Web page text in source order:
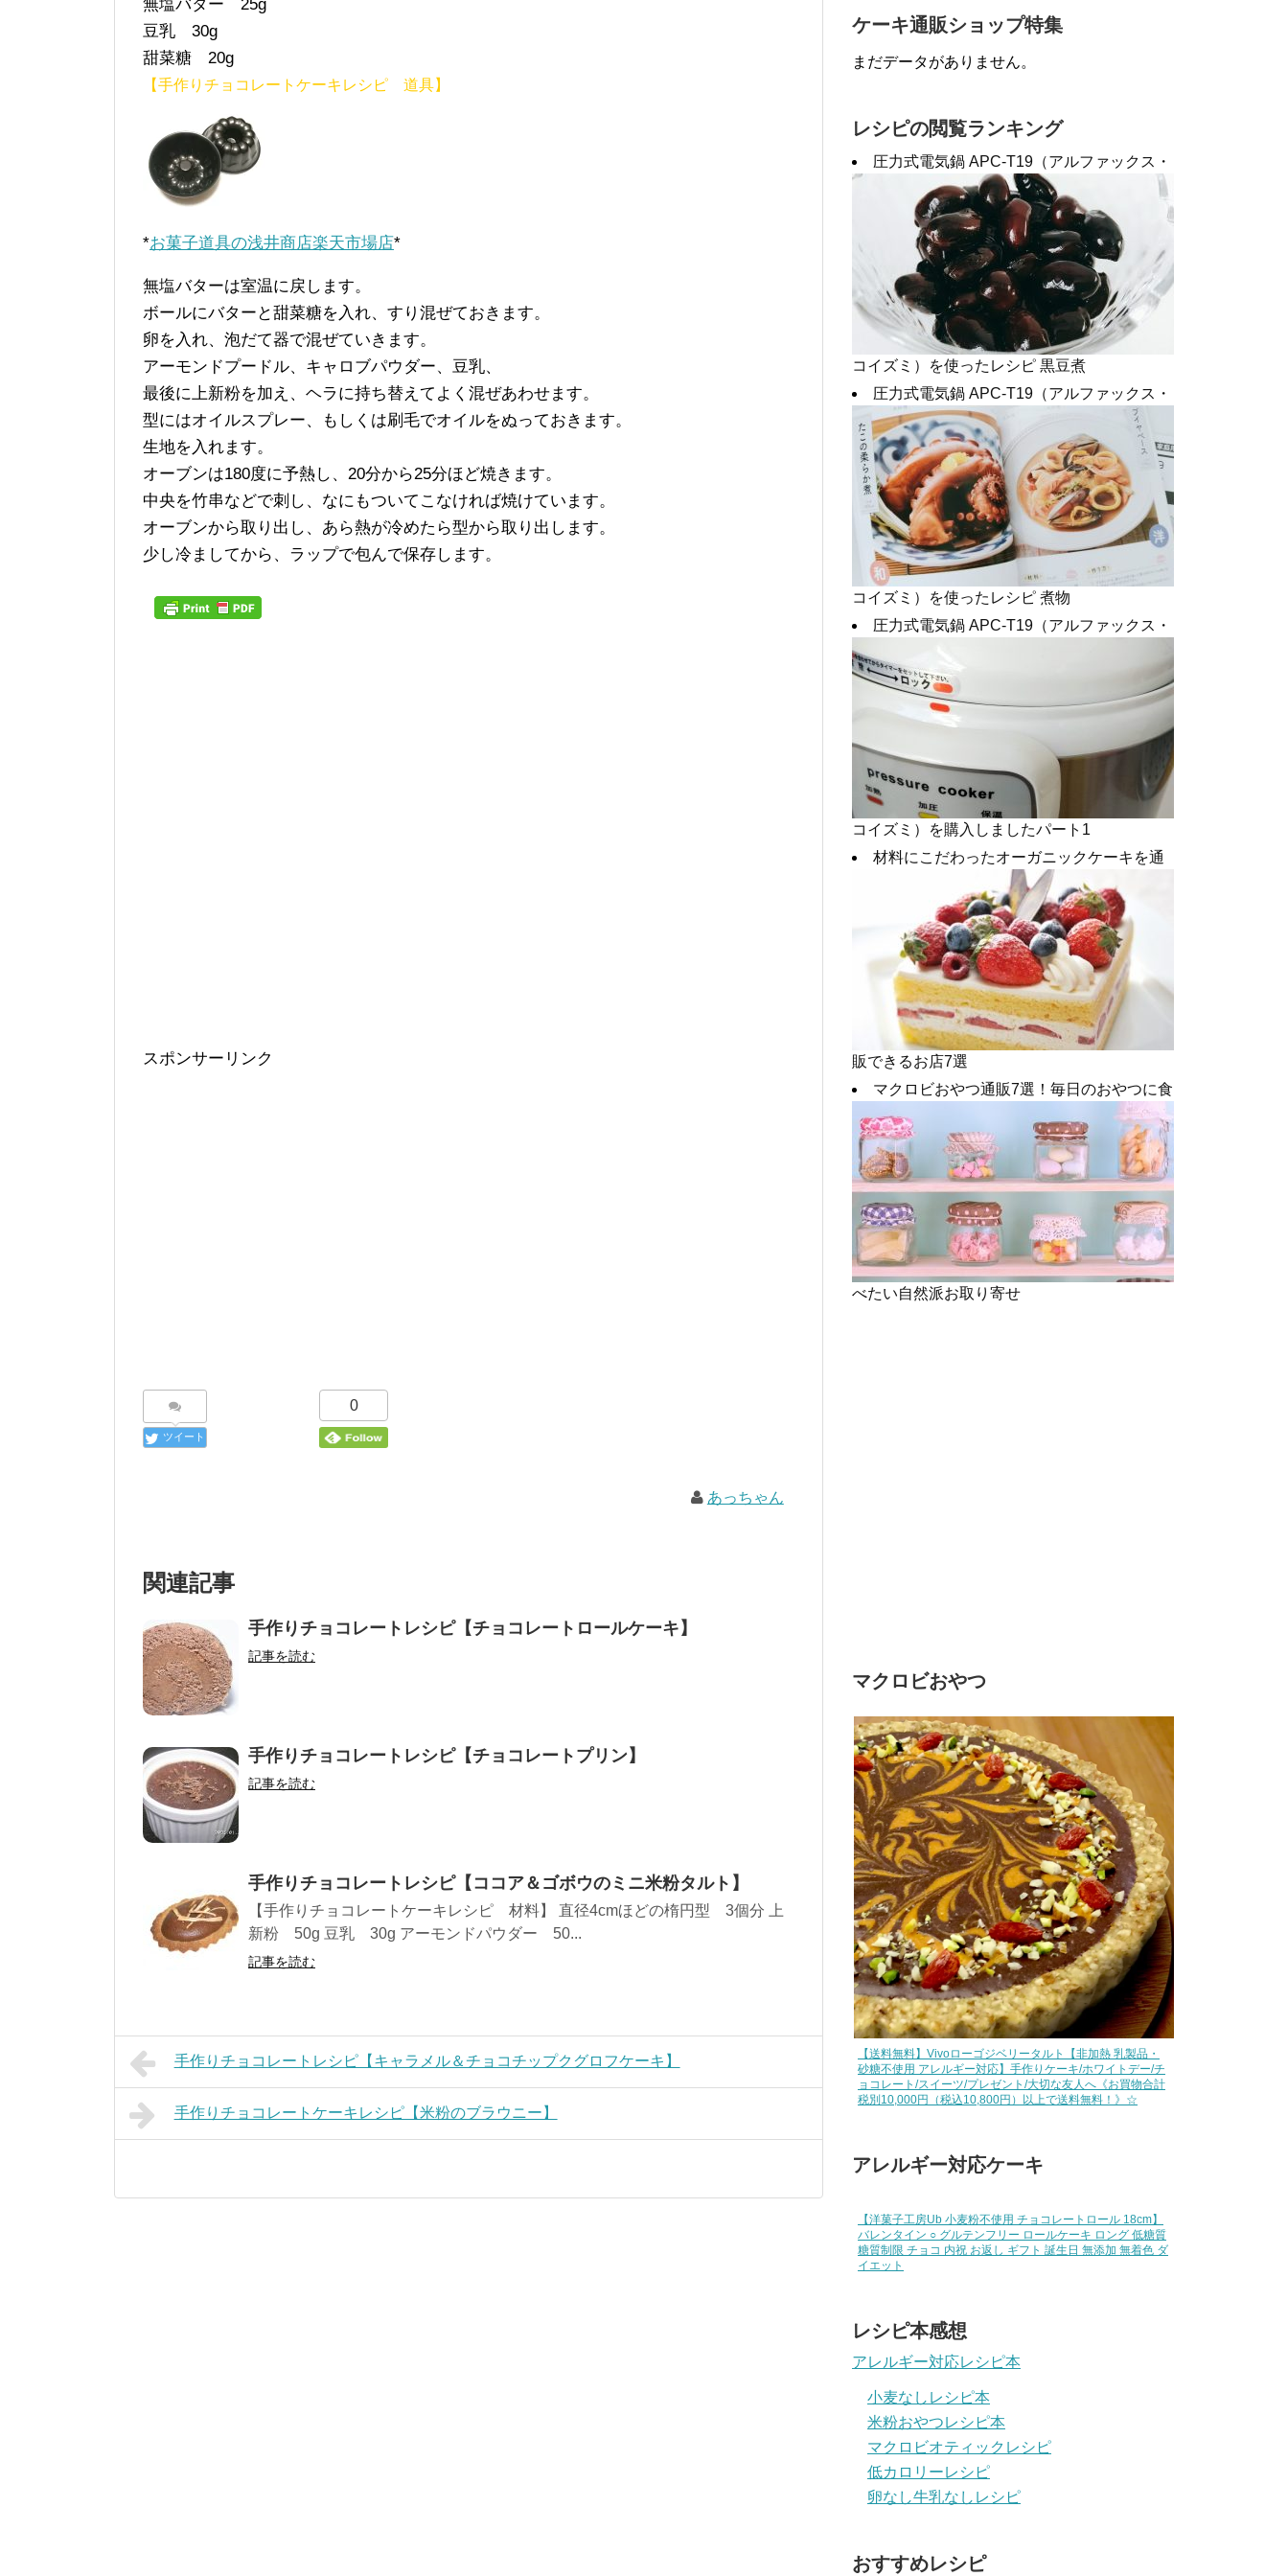
無塩バター 25g
豆乳 30g
甜菜糖 20g
【手作りチョコレートケーキレシピ 道具】
*お菓子道具の浅井商店楽天市場店*
無塩バターは室温に戻します。
ボールにバターと甜菜糖を入れ、すり混ぜておきます。
卵を入れ、泡だて器で混ぜていきます。
アーモンドプードル、キャロブパウダー、豆乳、
最後に上新粉を加え、ヘラに持ち替えてよく混ぜあわせます。
型にはオイルスプレー、もしくは刷毛でオイルをぬっておきます。
生地を入れます。
オーブンは180度に予熱し、20分から25分ほど焼きます。
中央を竹串などで刺し、なにもついてこなければ焼けています。
オーブンから取り出し、あら熱が冷めたら型から取り出します。
少し冷ましてから、ラップで包んで保存します。
スポンサーリンク
ツイート
0
あっちゃん
関連記事
手作りチョコレートレシピ【チョコレートロールケーキ】
記事を読む
手作りチョコレートレシピ【チョコレートプリン】
記事を読む
手作りチョコレートレシピ【ココア＆ゴボウのミニ米粉タルト】
【手作りチョコレートケーキレシピ 材料】 直径4cmほどの楕円型 3個分 上
新粉 50g 豆乳 30g アーモンドパウダー 50...
記事を読む
手作りチョコレートレシピ【キャラメル＆チョコチップクグロフケーキ】
手作りチョコレートケーキレシピ【米粉のブラウニー】
ケーキ通販ショップ特集
まだデータがありません。
レシピの閲覧ランキング
圧力式電気鍋 APC-T19（アルファックス・
コイズミ）を使ったレシピ 黒豆煮
圧力式電気鍋 APC-T19（アルファックス・
コイズミ）を使ったレシピ 煮物
圧力式電気鍋 APC-T19（アルファックス・
コイズミ）を購入しましたパート1
材料にこだわったオーガニックケーキを通
販できるお店7選
マクロビおやつ通販7選！毎日のおやつに食
べたい自然派お取り寄せ
マクロビおやつ
【送料無料】Vivoローゴジベリータルト【非加熱 乳製品・
砂糖不使用 アレルギー対応】手作りケーキ/ホワイトデー/チ
ョコレート/スイーツ/プレゼント/大切な友人へ《お買物合計
税別10,000円（税込10,800円）以上で送料無料！》☆
アレルギー対応ケーキ
【洋菓子工房Ub 小麦粉不使用 チョコレートロール 18cm】
バレンタイン ○ グルテンフリー ロールケーキ ロング 低糖質
糖質制限 チョコ 内祝 お返し ギフト 誕生日 無添加 無着色 ダ
イエット
レシピ本感想
アレルギー対応レシピ本
小麦なしレシピ本
米粉おやつレシピ本
マクロビオティックレシピ
低カロリーレシピ
卵なし牛乳なしレシピ
おすすめレシピ